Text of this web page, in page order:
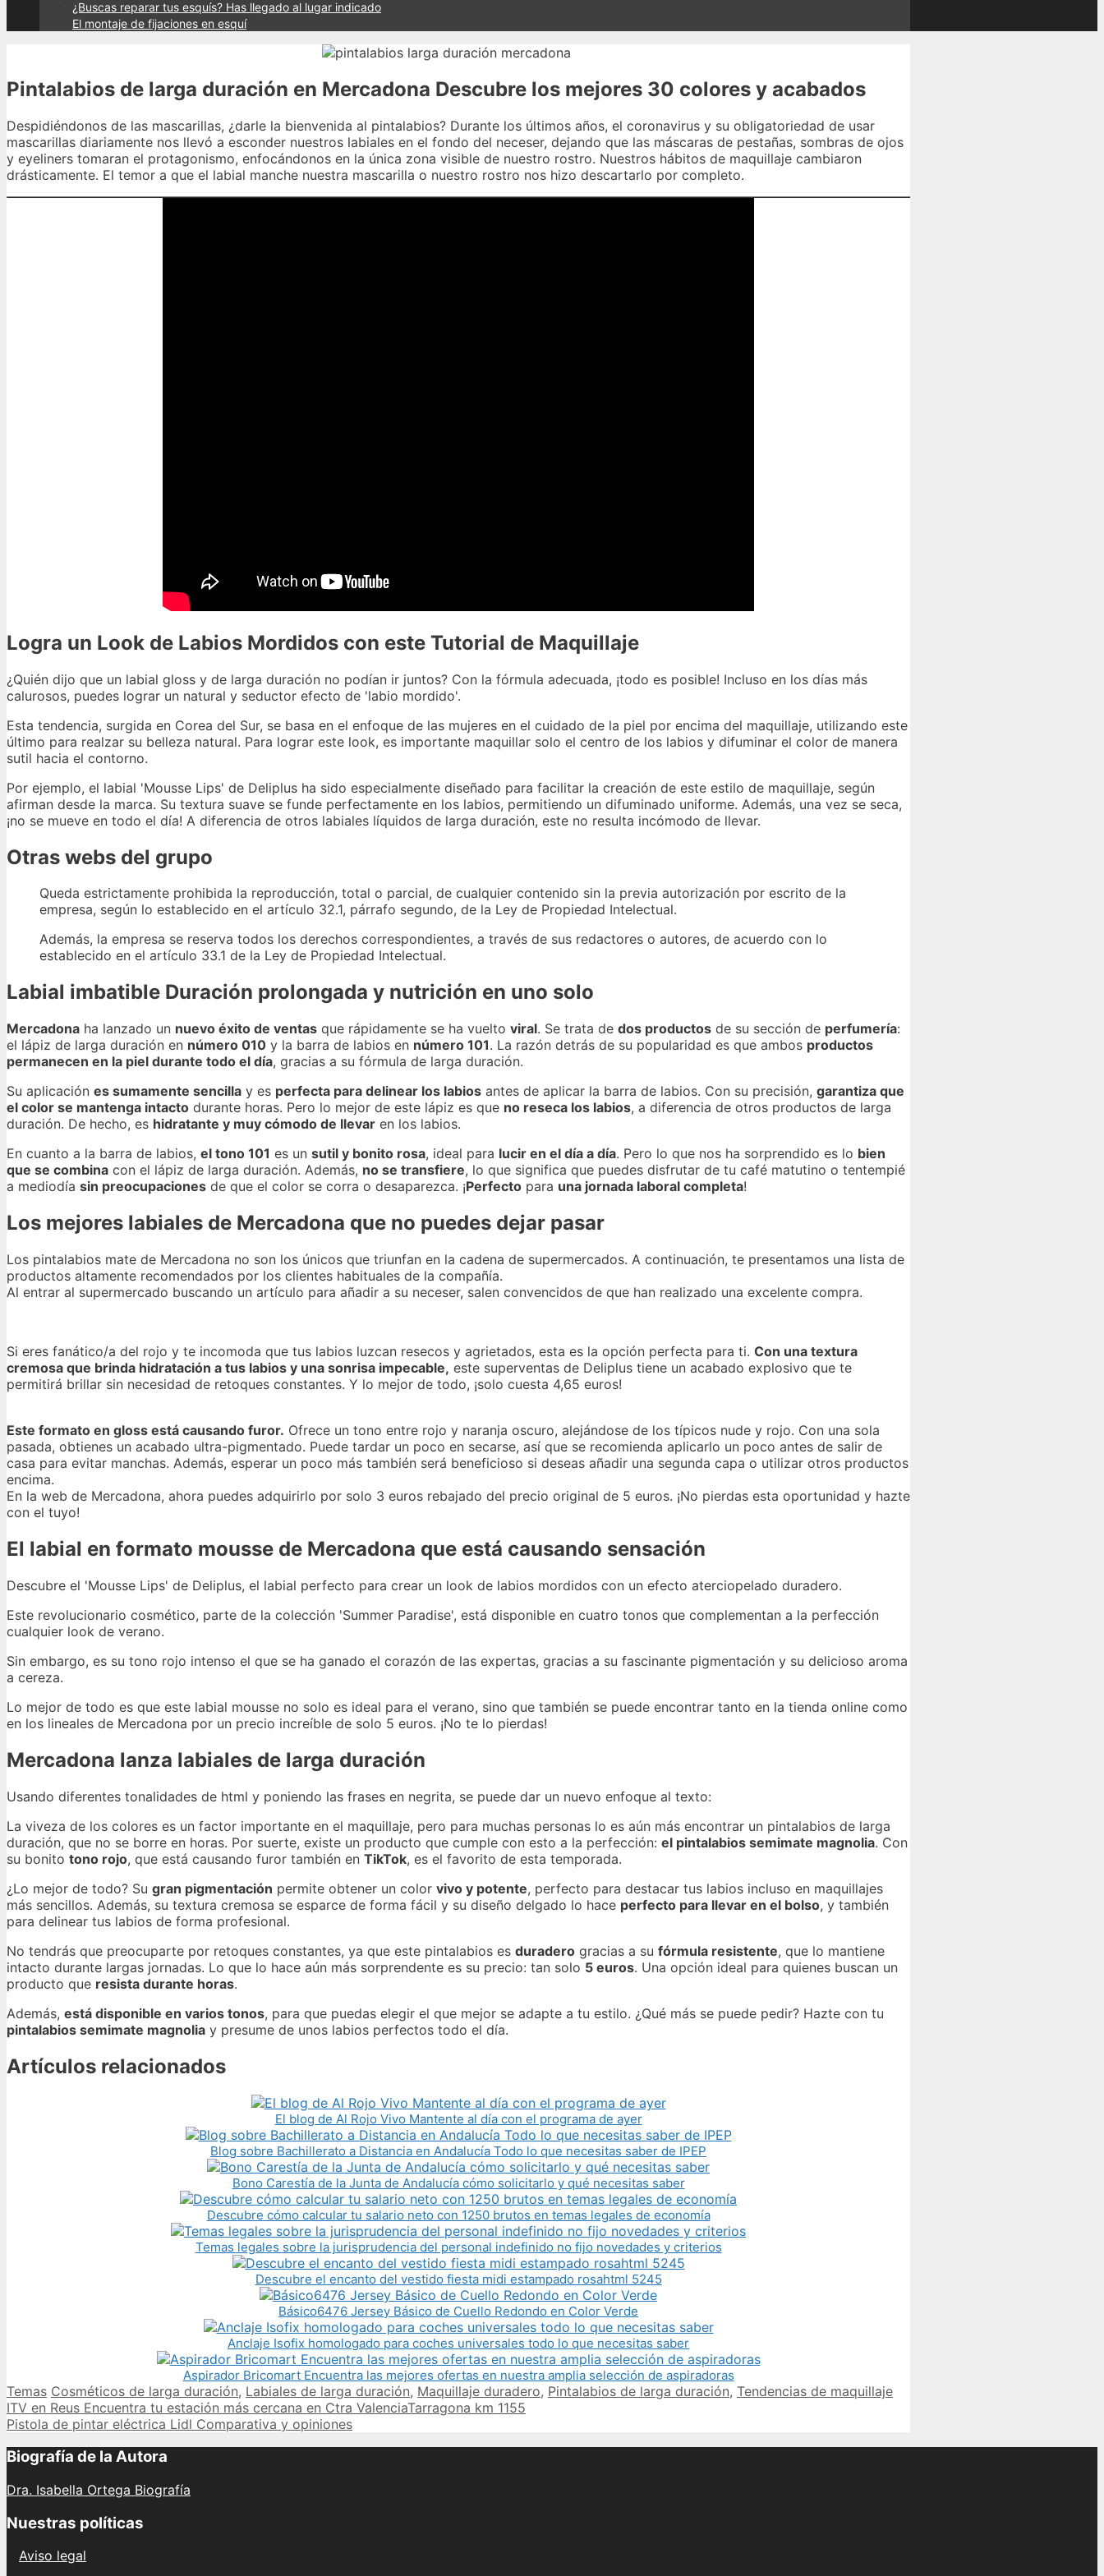
¿Buscas reparar tus esquís? Has llegado al lugar indicado
El montaje de fijaciones en esquí
Pintalabios de larga duración en Mercadona Descubre los mejores 30 colores y acabados
Despidiéndonos de las mascarillas, ¿darle la bienvenida al pintalabios? Durante los últimos años, el coronavirus y su obligatoriedad de usar
mascarillas diariamente nos llevó a esconder nuestros labiales en el fondo del neceser, dejando que las máscaras de pestañas, sombras de ojos
y eyeliners tomaran el protagonismo, enfocándonos en la única zona visible de nuestro rostro. Nuestros hábitos de maquillaje cambiaron
drásticamente. El temor a que el labial manche nuestra mascarilla o nuestro rostro nos hizo descartarlo por completo.
Logra un Look de Labios Mordidos con este Tutorial de Maquillaje
¿Quién dijo que un labial gloss y de larga duración no podían ir juntos? Con la fórmula adecuada, ¡todo es posible! Incluso en los días más
calurosos, puedes lograr un natural y seductor efecto de 'labio mordido'.
Esta tendencia, surgida en Corea del Sur, se basa en el enfoque de las mujeres en el cuidado de la piel por encima del maquillaje, utilizando este
último para realzar su belleza natural. Para lograr este look, es importante maquillar solo el centro de los labios y difuminar el color de manera
sutil hacia el contorno.
Por ejemplo, el labial 'Mousse Lips' de Deliplus ha sido especialmente diseñado para facilitar la creación de este estilo de maquillaje, según
afirman desde la marca. Su textura suave se funde perfectamente en los labios, permitiendo un difuminado uniforme. Además, una vez se seca,
¡no se mueve en todo el día! A diferencia de otros labiales líquidos de larga duración, este no resulta incómodo de llevar.
Otras webs del grupo
Queda estrictamente prohibida la reproducción, total o parcial, de cualquier contenido sin la previa autorización por escrito de la
empresa, según lo establecido en el artículo 32.1, párrafo segundo, de la Ley de Propiedad Intelectual.
Además, la empresa se reserva todos los derechos correspondientes, a través de sus redactores o autores, de acuerdo con lo
establecido en el artículo 33.1 de la Ley de Propiedad Intelectual.
Labial imbatible Duración prolongada y nutrición en uno solo
Mercadona ha lanzado un nuevo éxito de ventas que rápidamente se ha vuelto viral. Se trata de dos productos de su sección de perfumería:
el lápiz de larga duración en número 010 y la barra de labios en número 101. La razón detrás de su popularidad es que ambos productos
permanecen en la piel durante todo el día, gracias a su fórmula de larga duración.
Su aplicación es sumamente sencilla y es perfecta para delinear los labios antes de aplicar la barra de labios. Con su precisión, garantiza que
el color se mantenga intacto durante horas. Pero lo mejor de este lápiz es que no reseca los labios, a diferencia de otros productos de larga
duración. De hecho, es hidratante y muy cómodo de llevar en los labios.
En cuanto a la barra de labios, el tono 101 es un sutil y bonito rosa, ideal para lucir en el día a día. Pero lo que nos ha sorprendido es lo bien
que se combina con el lápiz de larga duración. Además, no se transfiere, lo que significa que puedes disfrutar de tu café matutino o tentempié
a mediodía sin preocupaciones de que el color se corra o desaparezca. ¡Perfecto para una jornada laboral completa!
Los mejores labiales de Mercadona que no puedes dejar pasar
Los pintalabios mate de Mercadona no son los únicos que triunfan en la cadena de supermercados. A continuación, te presentamos una lista de
productos altamente recomendados por los clientes habituales de la compañía.
Al entrar al supermercado buscando un artículo para añadir a su neceser, salen convencidos de que han realizado una excelente compra.
Si eres fanático/a del rojo y te incomoda que tus labios luzcan resecos y agrietados, esta es la opción perfecta para ti. Con una textura
cremosa que brinda hidratación a tus labios y una sonrisa impecable, este superventas de Deliplus tiene un acabado explosivo que te
permitirá brillar sin necesidad de retoques constantes. Y lo mejor de todo, ¡solo cuesta 4,65 euros!
Este formato en gloss está causando furor. Ofrece un tono entre rojo y naranja oscuro, alejándose de los típicos nude y rojo. Con una sola
pasada, obtienes un acabado ultra-pigmentado. Puede tardar un poco en secarse, así que se recomienda aplicarlo un poco antes de salir de
casa para evitar manchas. Además, esperar un poco más también será beneficioso si deseas añadir una segunda capa o utilizar otros productos
encima.
En la web de Mercadona, ahora puedes adquirirlo por solo 3 euros rebajado del precio original de 5 euros. ¡No pierdas esta oportunidad y hazte
con el tuyo!
El labial en formato mousse de Mercadona que está causando sensación
Descubre el 'Mousse Lips' de Deliplus, el labial perfecto para crear un look de labios mordidos con un efecto aterciopelado duradero.
Este revolucionario cosmético, parte de la colección 'Summer Paradise', está disponible en cuatro tonos que complementan a la perfección
cualquier look de verano.
Sin embargo, es su tono rojo intenso el que se ha ganado el corazón de las expertas, gracias a su fascinante pigmentación y su delicioso aroma
a cereza.
Lo mejor de todo es que este labial mousse no solo es ideal para el verano, sino que también se puede encontrar tanto en la tienda online como
en los lineales de Mercadona por un precio increíble de solo 5 euros. ¡No te lo pierdas!
Mercadona lanza labiales de larga duración
Usando diferentes tonalidades de html y poniendo las frases en negrita, se puede dar un nuevo enfoque al texto:
La viveza de los colores es un factor importante en el maquillaje, pero para muchas personas lo es aún más encontrar un pintalabios de larga
duración, que no se borre en horas. Por suerte, existe un producto que cumple con esto a la perfección: el pintalabios semimate magnolia. Con
su bonito tono rojo, que está causando furor también en TikTok, es el favorito de esta temporada.
¿Lo mejor de todo? Su gran pigmentación permite obtener un color vivo y potente, perfecto para destacar tus labios incluso en maquillajes
más sencillos. Además, su textura cremosa se esparce de forma fácil y su diseño delgado lo hace perfecto para llevar en el bolso, y también
para delinear tus labios de forma profesional.
No tendrás que preocuparte por retoques constantes, ya que este pintalabios es duradero gracias a su fórmula resistente, que lo mantiene
intacto durante largas jornadas. Lo que lo hace aún más sorprendente es su precio: tan solo 5 euros. Una opción ideal para quienes buscan un
producto que resista durante horas.
Además, está disponible en varios tonos, para que puedas elegir el que mejor se adapte a tu estilo. ¿Qué más se puede pedir? Hazte con tu
pintalabios semimate magnolia y presume de unos labios perfectos todo el día.
Artículos relacionados
El blog de Al Rojo Vivo Mantente al día con el programa de ayer
Blog sobre Bachillerato a Distancia en Andalucía Todo lo que necesitas saber de IPEP
Bono Carestía de la Junta de Andalucía cómo solicitarlo y qué necesitas saber
Descubre cómo calcular tu salario neto con 1250 brutos en temas legales de economía
Temas legales sobre la jurisprudencia del personal indefinido no fijo novedades y criterios
Descubre el encanto del vestido fiesta midi estampado rosahtml 5245
Básico6476 Jersey Básico de Cuello Redondo en Color Verde
Anclaje Isofix homologado para coches universales todo lo que necesitas saber
Aspirador Bricomart Encuentra las mejores ofertas en nuestra amplia selección de aspiradoras
Categories
Temas Tags
Cosméticos de larga duración, Labiales de larga duración, Maquillaje duradero, Pintalabios de larga duración, Tendencias de maquillaje
Post
navigation
ITV en Reus Encuentra tu estación más cercana en Ctra ValenciaTarragona km 1155
Pistola de pintar eléctrica Lidl Comparativa y opiniones
Biografía de la Autora
Dra. Isabella Ortega Biografía
Nuestras políticas
Aviso legal